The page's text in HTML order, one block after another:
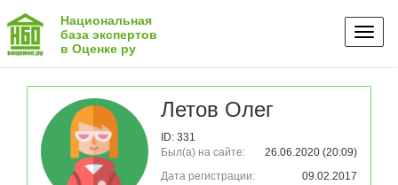
Национальная
база экспертов
в Оценке ру
Летов Олег
ID: 331
Был(а) на сайте:
26.06.2020 (20:09)
Дата регистрации:
09.02.2017